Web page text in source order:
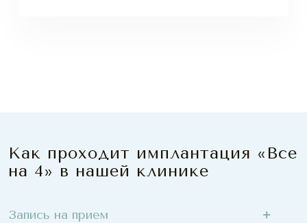
Как проходит имплантация «Все
на 4» в нашей клинике
Запись на прием